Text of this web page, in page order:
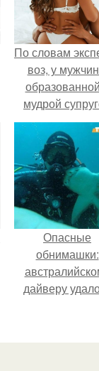
По словам
воз, у
мудрой
смерти якобы
46% ниже.
Опасные
обнимашки:
дайверу